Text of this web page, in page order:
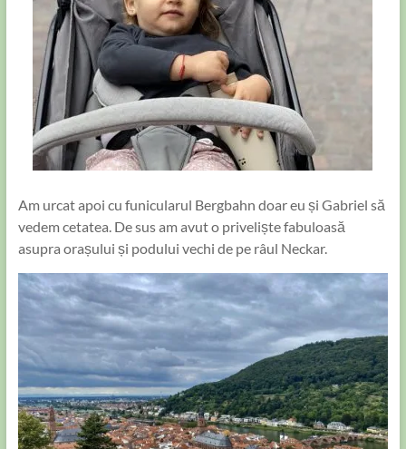
Am urcat apoi cu funicularul Bergbahn doar eu și Gabriel să
vedem cetatea. De sus am avut o priveliște fabuloasă
asupra orașului și podului vechi de pe râul Neckar.